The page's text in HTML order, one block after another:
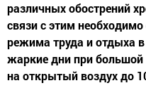
различных обострений
связи с этим
режима труда и отдыха
жаркие дни при
на открытый воздух до